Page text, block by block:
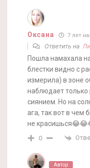
Оксана 7 лет
Ответить на
Пошла намахала
блестки видно с
измерила) в зоне
наблюдает только
сиянием. Но на
ага, так вот в
не
0
Автор